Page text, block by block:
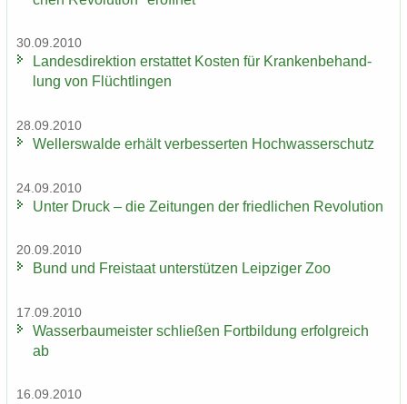
30.09.2010
Lan­des­di­rek­ti­on er­stat­tet Kos­ten für Kran­ken­be­hand­
lung von Flücht­lin­gen
28.09.2010
Wel­ler­s­wal­de er­hält ver­bes­ser­ten Hoch­was­ser­schutz
24.09.2010
Unter Druck – die Zei­tun­gen der fried­li­chen Re­vo­lu­ti­on
20.09.2010
Bund und Frei­staat un­ter­stüt­zen Leip­zi­ger Zoo
17.09.2010
Was­ser­bau­meis­ter schlie­ßen Fort­bil­dung er­folg­reich
ab
16.09.2010